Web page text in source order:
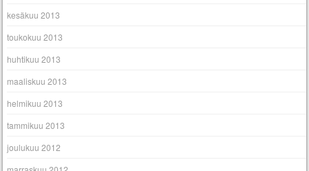
kesäkuu 2013
toukokuu 2013
huhtikuu 2013
maaliskuu 2013
helmikuu 2013
tammikuu 2013
joulukuu 2012